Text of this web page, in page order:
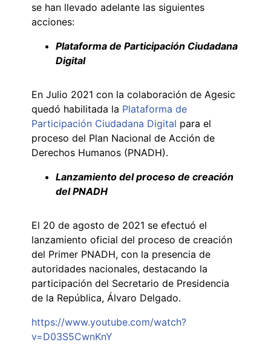
se han llevado adelante las siguientes
acciones:
Plataforma de Participación Ciudadana
Digital
En Julio 2021 con la colaboración de Agesic
quedó habilitada la Plataforma de
Participación Ciudadana Digital para el
proceso del Plan Nacional de Acción de
Derechos Humanos (PNADH).
Lanzamiento del proceso de creación
del PNADH
El 20 de agosto de 2021 se efectuó el
lanzamiento oficial del proceso de creación
del Primer PNADH, con la presencia de
autoridades nacionales, destacando la
participación del Secretario de Presidencia
de la República, Álvaro Delgado.
https://www.youtube.com/watch?
v=D03S5CwnKnY